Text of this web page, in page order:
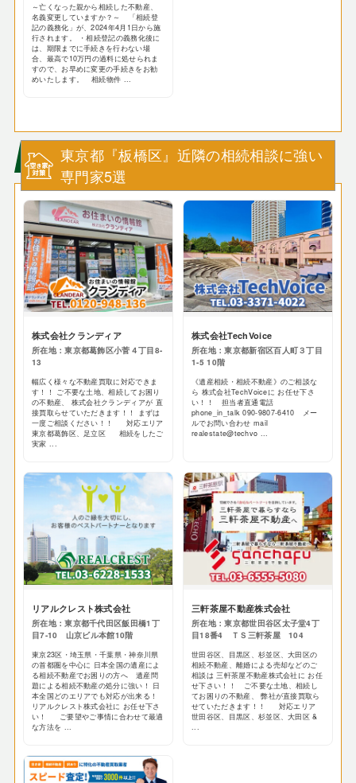
～亡くなった親から相続した不動産、
名義変更していますか？～ 「相続登
記の義務化」が、2024年4月1日から施
行されます。 ・相続登記の義務化後に
は、期限までに手続きを行わない場
合、最高で10万円の過料に処せられま
すので、お早めに変更の手続きをお勧
めいたします。 相続物件 ...
東京都『板橋区』近隣の相続相談に強い
専門家5選
株式会社クランディア
所在地：東京都葛飾区小菅４丁目8-
13
幅広く様々な不動産買取に対応できま
す！！ ご不要な土地、相続してお困り
の不動産、 株式会社クランディアが 直
接買取らせていただきます！！ まずは
一度ご相談ください！！ 対応エリア
東京都葛飾区、足立区 相続をしたご
実家 ...
株式会社TechVoice
所在地：東京都新宿区百人町３丁目
1-5 10階
《遺産相続・相続不動産》のご相談な
ら 株式会社TechVoiceに お任せ下さ
い！！ 担当者直通電話
phone_in_talk 090-9807-6410 メー
ルでお問い合わせ mail
realestate@techvo ...
リアルクレスト株式会社
所在地：東京都千代田区飯田橋1丁
目7-10 山京ビル本館10階
東京23区・埼玉県・千葉県・神奈川県
の首都圏を中心に 日本全国の遺産によ
る相続不動産でお困りの方へ 遺産問
題による相続不動産の処分に強い！ 日
本全国どのエリアでも対応が出来る！
リアルクレスト株式会社に お任せ下さ
い！ ご要望やご事情に合わせて最適
な方法を ...
三軒茶屋不動産株式会社
所在地：東京都世田谷区太子堂4丁
目18番4 ＴＳ三軒茶屋 104
世田谷区、目黒区、杉並区、大田区の
相続不動産、離婚による売却などのご
相談は 三軒茶屋不動産株式会社に お任
せ下さい！！ ご不要な土地、相続し
てお困りの不動産、 弊社が直接買取ら
せていただきます！！ 対応エリア
世田谷区、目黒区、杉並区、大田区 &
...